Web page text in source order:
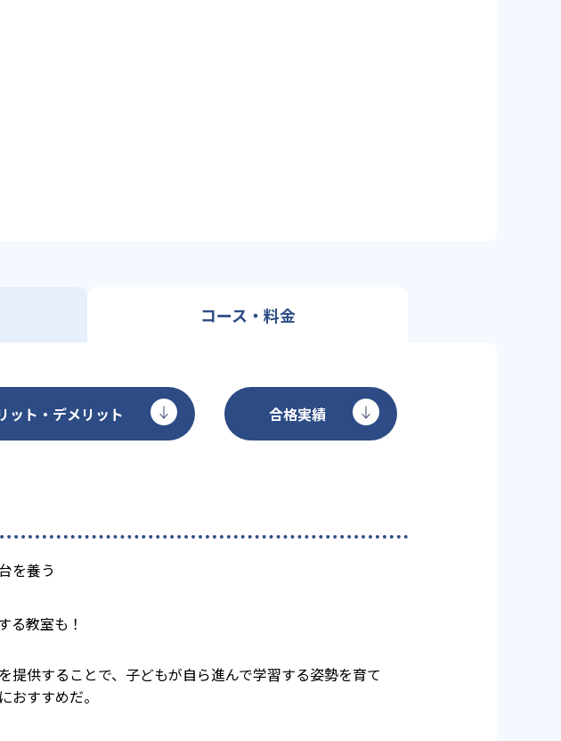
コース・料金
ット・デメリット 合格実績
を養う
る教室も！
提供することで、子どもが自ら進んで学習する姿勢を育て
おすすめだ。